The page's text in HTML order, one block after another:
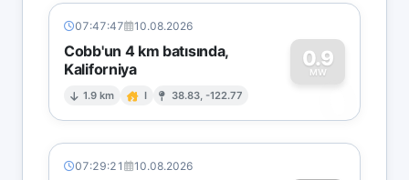
07:47:47 10.08.2026
Cobb'un 4 km batısında,
Kaliforniya
1.9 km I 38.83, -122.77
0.9
MW
0
07:29:21 10.08.2026